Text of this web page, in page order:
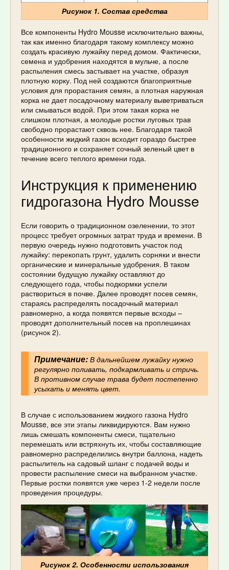
Рисунок 1. Состав средства
Все компоненты Hydro Mousse исключительно важны,
так как именно благодаря такому комплексу можно
создать красивую лужайку перед домом. Фактически,
семена и удобрения находятся в мульче, а после
распыления смесь застывает на участке, образуя
плотную корку. Под ней создаются благоприятные
условия для прорастания семян, а плотная наружная
корка не дает посадочному материалу выветриваться
или смываться водой. При этом такая корка не
слишком плотная, а молодые ростки луговых трав
свободно прорастают сквозь нее. Благодаря такой
особенности жидкий газон всходит гораздо быстрее
традиционного и сохраняет сочный зеленый цвет в
течение всего теплого времени года.
Инструкция к применению
гидрогазона Hydro Mousse
Если говорить о традиционном озеленении, то этот
процесс требует огромных затрат труда и времени. В
первую очередь нужно подготовить участок под
лужайку: перекопать грунт, удалить сорняки и внести
органические и минеральные удобрения. В таком
состоянии будущую лужайку оставляют до
следующего года, чтобы подкормки успели
раствориться в почве. Далее проводят посев семян,
стараясь распределять посадочный материал
равномерно, а когда появятся первые всходы –
проводят дополнительный посев на проплешинах
(рисунок 2).
Примечание:В дальнейшем лужайку нужно
регулярно поливать, подкармливать и стричь.
В противном случае трава будет постепенно
усыхать и менять цвет.
В случае с использованием жидкого газона Hydro
Mousse, все эти этапы ликвидируются. Вам нужно
лишь смешать компоненты смеси, тщательно
перемешать или встряхнуть их, чтобы составляющие
равномерно распределились внутри баллона, надеть
распылитель на садовый шланг с подачей воды и
провести распыление смеси на выбранном участке.
Первые ростки появятся уже через 1-2 недели после
проведения процедуры.
Рисунок 2. Особенности использования